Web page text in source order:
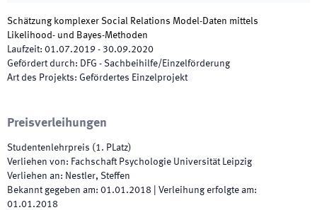
Schätzung komplexer Social Relations Model-Daten mittels
Likelihood- und Bayes-Methoden
Laufzeit: 01.07.2019 - 30.09.2020
Gefördert durch: DFG - Sachbeihilfe/Einzelförderung
Art des Projekts: Gefördertes Einzelprojekt
Preisverleihungen
Studentenlehrpreis (1. PLatz)
Verliehen von: Fachschaft Psychologie Universität Leipzig
Verliehen an: Nestler, Steffen
Bekannt gegeben am: 01.01.2018 Verleihung erfolgte am:
01.01.2018